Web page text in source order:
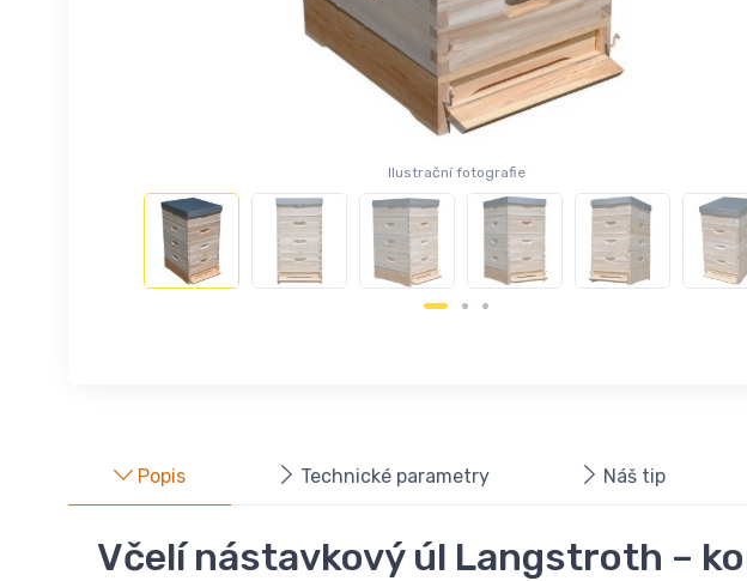
Ilustrační fotografie
Popis Technické parametry Náš tip
Včelí nástavkový úl Langstroth –